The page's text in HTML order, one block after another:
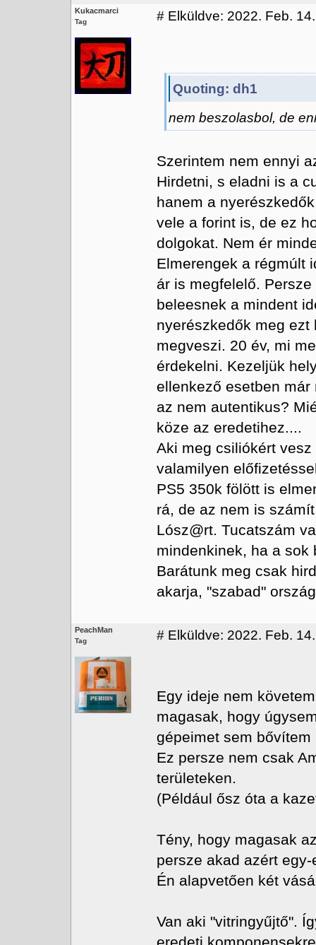
Kukacmarci
Tag # Elküldve: 2022. Feb.
Quoting: dh1
nem beszolasbol, de
Szerintem nem ennyi
Hirdetni, s eladni is a
hanem a
vele a forint is, de ez
dolgokat. Nem ér
Elmerengek a régmúlt
ár is megfelelő.
beleesnek a mindent
nyerészkedők meg
megveszi. 20 év, mi
érdekelni. Kezeljük
ellenkező esetben
az nem autentikus?
köze az eredetihez....
Aki meg csiliókért
valamilyen
PS5 350k fölött is
rá, de az nem is
Lósz@rt. Tucatszám
mindenkinek, ha a sok
Barátunk meg csak
akarja, "szabad"
PeachMan
Tag # Elküldve: 2022. Feb.
Egy ideje nem
magasak, hogy
gépeimet sem bővítem
Ez persze nem csak
területeken.
(Például ősz óta a
Tény, hogy magasak
persze akad azért
Én alapvetően két
Van aki "vitringyűjtő".